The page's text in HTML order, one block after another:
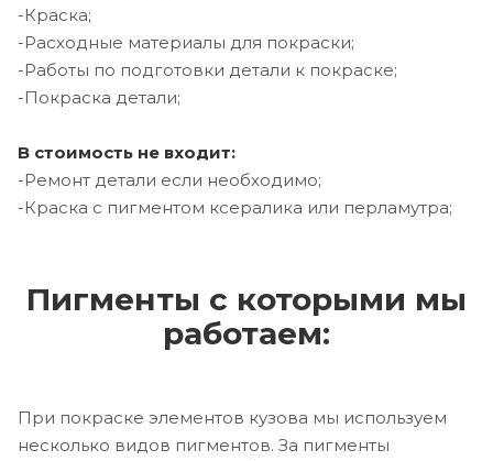
-Краска;
-Расходные материалы для покраски;
-Работы по подготовки детали к покраске;
-Покраска детали;
В стоимость не входит:
-Ремонт детали если необходимо;
-Краска с пигментом ксералика или перламутра;
Пигменты с которыми мы
работаем:
При покраске элементов кузова мы используем
несколько видов пигментов. За пигменты